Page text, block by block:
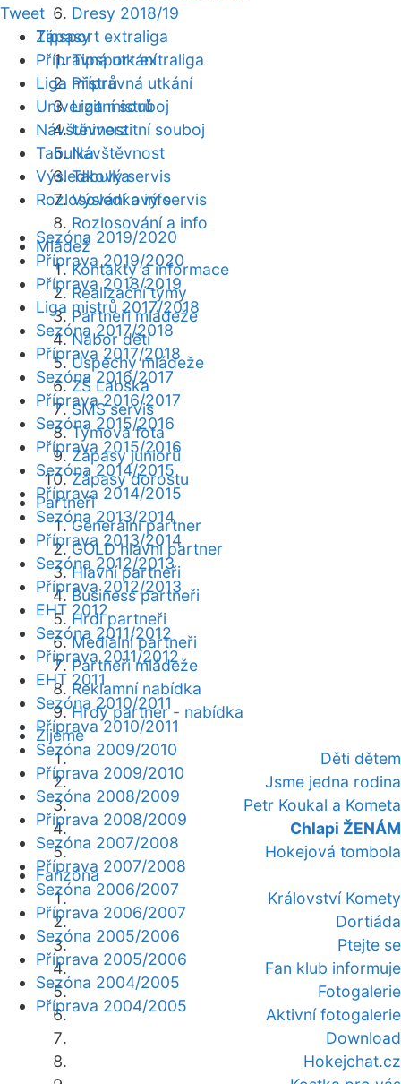
Dresy 2018/19
Zápasy
Tipsport extraliga
Přípravná utkání
Liga mistrů
Univerzitní souboj
Návštěvnost
Tabulka
Výsledkový servis
Rozlosování a info
Mládež
Kontakty a informace
Realizační týmy
Partneři mládeže
Nábor dětí
Úspěchy mládeže
ZŠ Labská
SMS servis
Týmová fota
Zápasy juniorů
Zápasy dorostu
Partneři
Generální partner
GOLD hlavní partner
Hlavní partneři
Business partneři
Hrdí partneři
Mediální partneři
Partneři mládeže
Reklamní nabídka
Hrdý partner - nabídka
Žijeme
Děti dětem
Jsme jedna rodina
Petr Koukal a Kometa
Chlapi ŽENÁM
Hokejová tombola
Fanzóna
Království Komety
Dortiáda
Ptejte se
Fan klub informuje
Fotogalerie
Aktivní fotogalerie
Download
Hokejchat.cz
Tweet
Tipsport extraliga
Přípravná utkání
Liga mistrů
Univerzitní souboj
Návštěvnost
Tabulka
Výsledkový servis
Rozlosování a info
Sezóna 2019/2020
Příprava 2019/2020
Příprava 2018/2019
Liga mistrů 2017/2018
Sezóna 2017/2018
Příprava 2017/2018
Sezóna 2016/2017
Příprava 2016/2017
Sezóna 2015/2016
Příprava 2015/2016
Sezóna 2014/2015
Příprava 2014/2015
Sezóna 2013/2014
Příprava 2013/2014
Sezóna 2012/2013
Příprava 2012/2013
EHT 2012
Sezóna 2011/2012
Příprava 2011/2012
EHT 2011
Sezóna 2010/2011
Příprava 2010/2011
Sezóna 2009/2010
Příprava 2009/2010
Sezóna 2008/2009
Příprava 2008/2009
Sezóna 2007/2008
Příprava 2007/2008
Sezóna 2006/2007
Příprava 2006/2007
Sezóna 2005/2006
Příprava 2005/2006
Sezóna 2004/2005
Příprava 2004/2005